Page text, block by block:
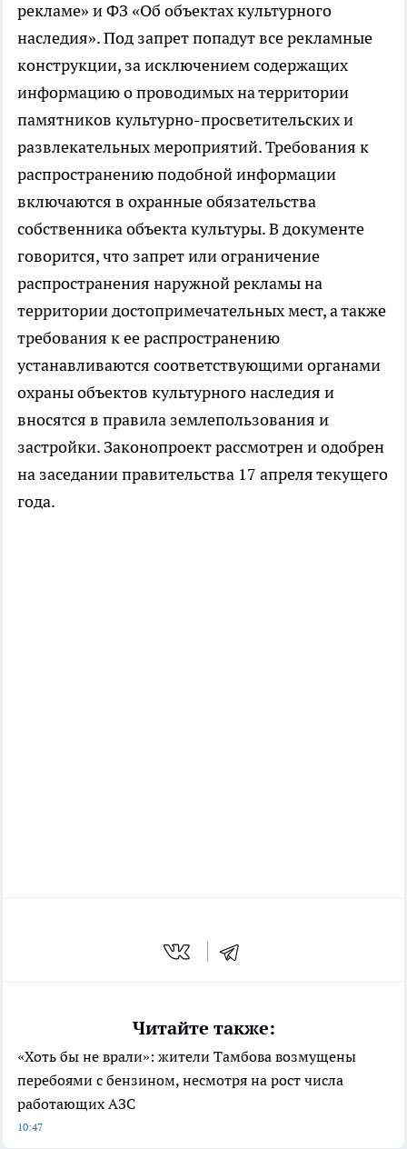
рекламе» и ФЗ «Об объектах культурного
наследия». Под запрет попадут все рекламные
конструкции, за исключением содержащих
информацию о проводимых на территории
памятников культурно-просветительских и
развлекательных мероприятий. Требования к
распространению подобной информации
включаются в охранные обязательства
собственника объекта культуры. В документе
говорится, что запрет или ограничение
распространения наружной рекламы на
территории достопримечательных мест, а также
требования к ее распространению
устанавливаются соответствующими органами
охраны объектов культурного наследия и
вносятся в правила землепользования и
застройки. Законопроект рассмотрен и одобрен
на заседании правительства 17 апреля текущего
года.
Читайте также:
«Хоть бы не врали»: жители Тамбова возмущены
перебоями с бензином, несмотря на рост числа
работающих АЗС
10:47